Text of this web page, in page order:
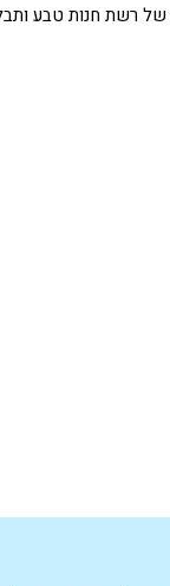
של רשת חנות טבע